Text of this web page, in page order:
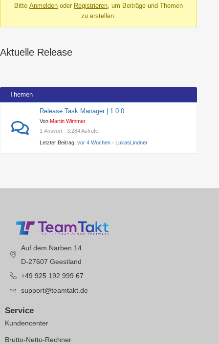
BitteAnmelden oder Registrieren, um Beiträge und Themen
zu erstellen.
Aktuelle Release
Themen
Release Task Manager | 1.0.0
Von Martin Wimmer
1 Antwort · 3.284 Aufrufe
Letzter Beitrag: vor 4 Wochen · LukasLindner
Auf dem Narben 14
D-27607 Geestland
+49 925 192 999 67
support@teamtakt.de
Service
Kundencenter
Brutto-Netto-Rechner